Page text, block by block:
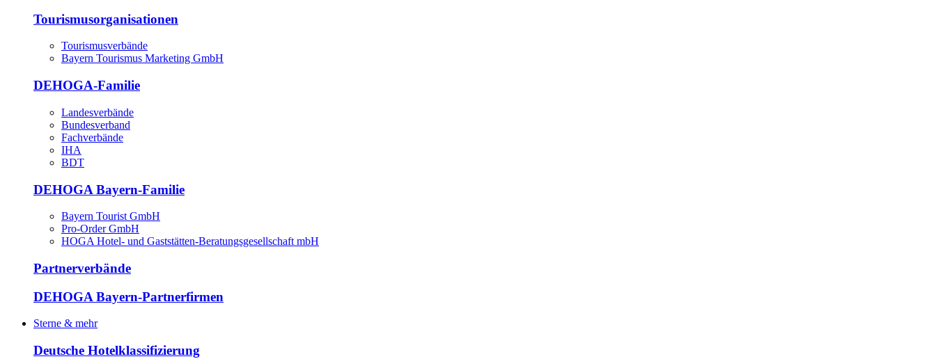
Tourismusorganisationen
Tourismusverbände
Bayern Tourismus Marketing GmbH
DEHOGA-Familie
Landesverbände
Bundesverband
Fachverbände
IHA
BDT
DEHOGA Bayern-Familie
Bayern Tourist GmbH
Pro-Order GmbH
HOGA Hotel- und Gaststätten-Beratungsgesellschaft mbH
Partnerverbände
DEHOGA Bayern-Partnerfirmen
Sterne & mehr
Deutsche Hotelklassifizierung